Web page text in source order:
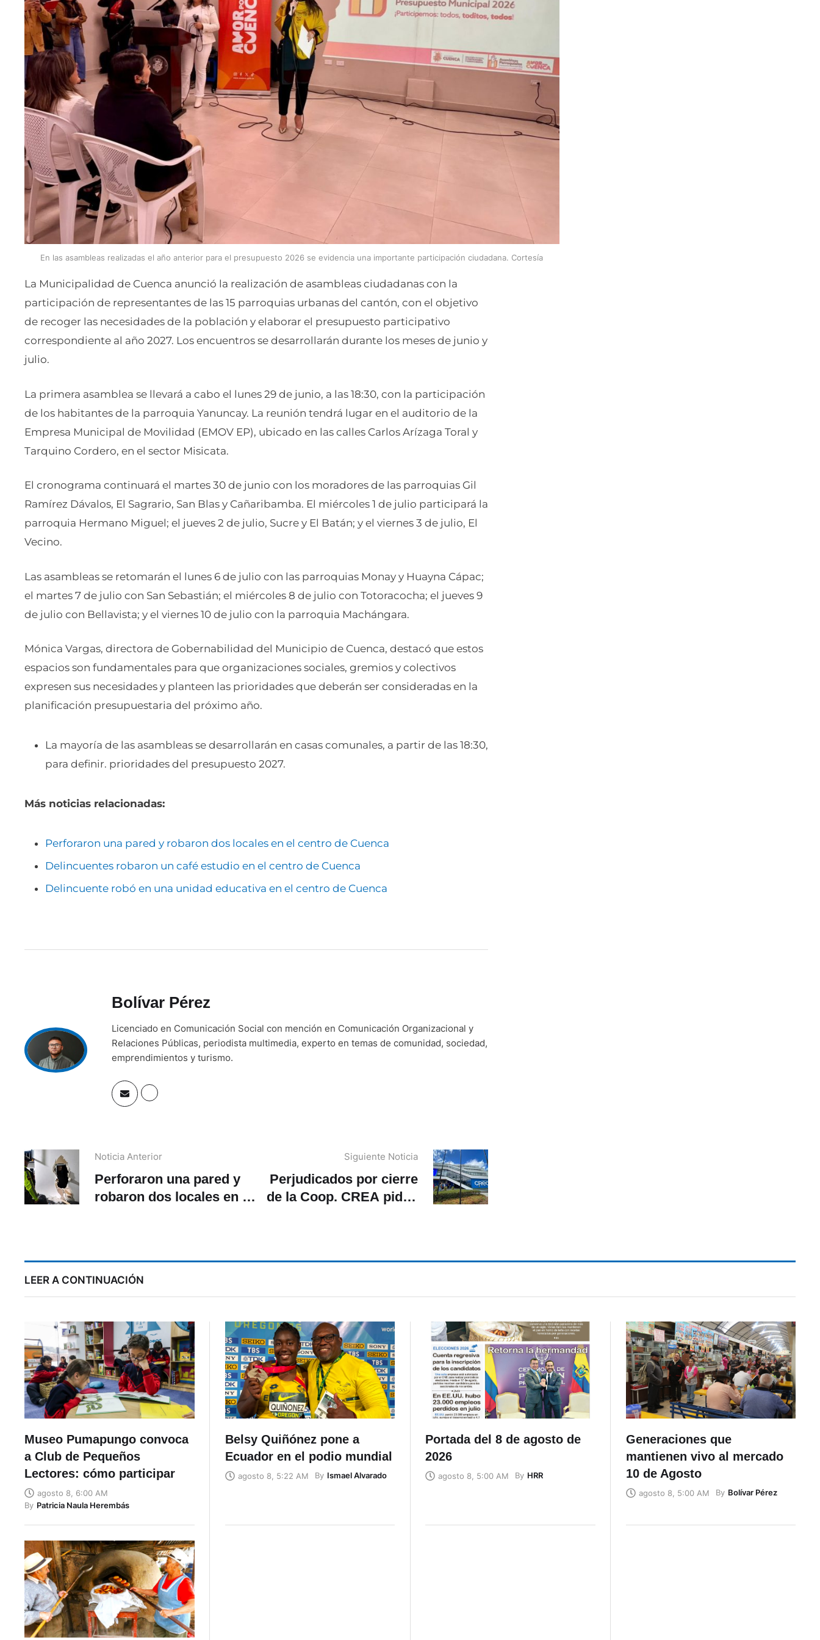
En las asambleas realizadas el año anterior para el presupuesto 2026 se evidencia una importante participación ciudadana. Cortesía
La Municipalidad de Cuenca anunció la realización de asambleas ciudadanas con la
participación de representantes de las 15 parroquias urbanas del cantón, con el objetivo
de recoger las necesidades de la población y elaborar el presupuesto participativo
correspondiente al año 2027. Los encuentros se desarrollarán durante los meses de junio y
julio.
La primera asamblea se llevará a cabo el lunes 29 de junio, a las 18:30, con la participación
de los habitantes de la parroquia Yanuncay. La reunión tendrá lugar en el auditorio de la
Empresa Municipal de Movilidad (EMOV EP), ubicado en las calles Carlos Arízaga Toral y
Tarquino Cordero, en el sector Misicata.
El cronograma continuará el martes 30 de junio con los moradores de las parroquias Gil
Ramírez Dávalos, El Sagrario, San Blas y Cañaribamba. El miércoles 1 de julio participará la
parroquia Hermano Miguel; el jueves 2 de julio, Sucre y El Batán; y el viernes 3 de julio, El
Vecino.
Las asambleas se retomarán el lunes 6 de julio con las parroquias Monay y Huayna Cápac;
el martes 7 de julio con San Sebastián; el miércoles 8 de julio con Totoracocha; el jueves 9
de julio con Bellavista; y el viernes 10 de julio con la parroquia Machángara.
Mónica Vargas, directora de Gobernabilidad del Municipio de Cuenca, destacó que estos
espacios son fundamentales para que organizaciones sociales, gremios y colectivos
expresen sus necesidades y planteen las prioridades que deberán ser consideradas en la
planificación presupuestaria del próximo año.
La mayoría de las asambleas se desarrollarán en casas comunales, a partir de las 18:30,
para definir. prioridades del presupuesto 2027.
Más noticias relacionadas:
Perforaron una pared y robaron dos locales en el centro de Cuenca
Delincuentes robaron un café estudio en el centro de Cuenca
Delincuente robó en una unidad educativa en el centro de Cuenca
Bolívar Pérez
Licenciado en Comunicación Social con mención en Comunicación Organizacional y
Relaciones Públicas, periodista multimedia, experto en temas de comunidad, sociedad,
emprendimientos y turismo.
Noticia Anterior
Perforaron una pared y
robaron dos locales en el
Siguiente Noticia
Perjudicados por cierre
de la Coop. CREA piden
LEER A CONTINUACIÓN
Museo Pumapungo convoca
a Club de Pequeños
Lectores: cómo participar
agosto 8, 6:00 AM
By Patricia Naula Herembás
Belsy Quiñónez pone a
Ecuador en el podio mundial
agosto 8, 5:22 AM By Ismael Alvarado
Portada del 8 de agosto de
2026
agosto 8, 5:00 AM By HRR
Generaciones que
mantienen vivo al mercado
10 de Agosto
agosto 8, 5:00 AM By Bolívar Pérez